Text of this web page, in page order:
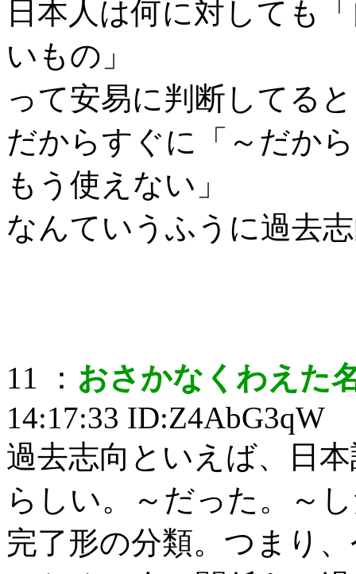
日本人は何に対しても
いもの」
って安易に判断してる
だからすぐに「～だか
もう使えない」
なんていうふうに過去
11 ： おさかなくわえた
14:17:33 ID:Z4AbG3qW
過去志向といえば、日
らしい。～だった。～
完了形の分類。つまり